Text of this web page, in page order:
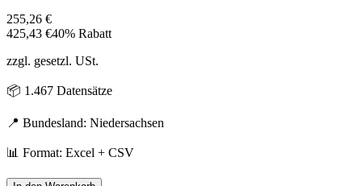
255,26 €
425,43 €40% Rabatt
zzgl. gesetzl. USt.
📦 1.467 Datensätze
📍 Bundesland: Niedersachsen
📊 Format: Excel + CSV